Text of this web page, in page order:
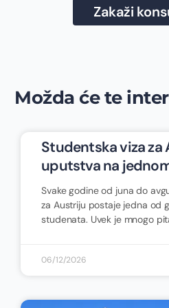
Zakaži
Možda će te
Studentska viza za
uputstva na
Svake godine od juna do
za Austriju postaje jedna od
studenata. Uvek je mnogo
06/12/2026